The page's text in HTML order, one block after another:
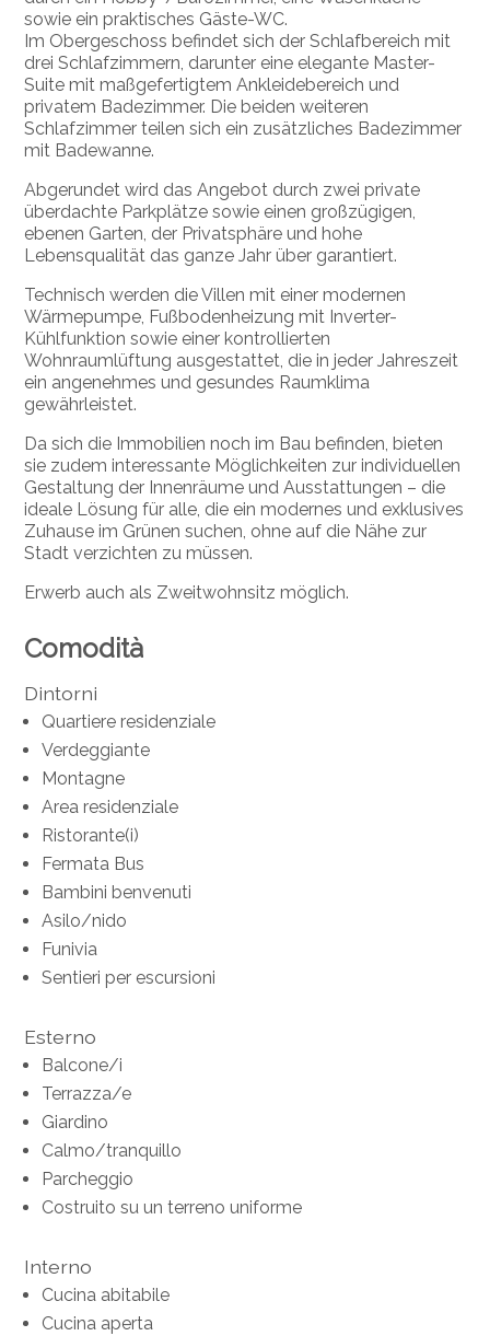
sowie ein praktisches Gäste-WC.
Im Obergeschoss befindet sich der Schlafbereich mit
drei Schlafzimmern, darunter eine elegante Master-
Suite mit maßgefertigtem Ankleidebereich und
privatem Badezimmer. Die beiden weiteren
Schlafzimmer teilen sich ein zusätzliches Badezimmer
mit Badewanne.
Abgerundet wird das Angebot durch zwei private
überdachte Parkplätze sowie einen großzügigen,
ebenen Garten, der Privatsphäre und hohe
Lebensqualität das ganze Jahr über garantiert.
Technisch werden die Villen mit einer modernen
Wärmepumpe, Fußbodenheizung mit Inverter-
Kühlfunktion sowie einer kontrollierten
Wohnraumlüftung ausgestattet, die in jeder Jahreszeit
ein angenehmes und gesundes Raumklima
gewährleistet.
Da sich die Immobilien noch im Bau befinden, bieten
sie zudem interessante Möglichkeiten zur individuellen
Gestaltung der Innenräume und Ausstattungen – die
ideale Lösung für alle, die ein modernes und exklusives
Zuhause im Grünen suchen, ohne auf die Nähe zur
Stadt verzichten zu müssen.
Erwerb auch als Zweitwohnsitz möglich.
Comodità
Dintorni
Quartiere residenziale
Verdeggiante
Montagne
Area residenziale
Ristorante(i)
Fermata Bus
Bambini benvenuti
Asilo/nido
Funivia
Sentieri per escursioni
Esterno
Balcone/i
Terrazza/e
Giardino
Calmo/tranquillo
Parcheggio
Costruito su un terreno uniforme
Interno
Cucina abitabile
Cucina aperta